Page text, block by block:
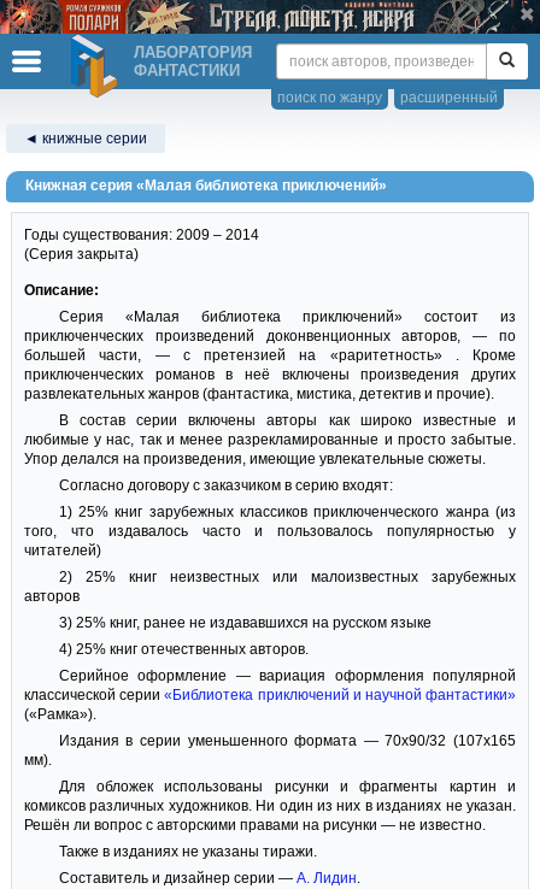
ЛАБОРАТОРИЯ
ФАНТАСТИКИ
расширенный
поиск по жанру
◄ книжные серии
Книжная серия «Малая библиотека приключений»
Годы существования: 2009 – 2014
(Серия закрыта)
Описание:
Серия «Малая библиотека приключений» состоит из
приключенческих произведений доконвенционных авторов, — по
большей части, — с претензией на «раритетность» . Кроме
приключенческих романов в неё включены произведения других
развлекательных жанров (фантастика, мистика, детектив и прочие).
В состав серии включены авторы как широко известные и
любимые у нас, так и менее разрекламированные и просто забытые.
Упор делался на произведения, имеющие увлекательные сюжеты.
Согласно договору с заказчиком в серию входят:
1) 25% книг зарубежных классиков приключенческого жанра (из
того, что издавалось часто и пользовалось популярностью у
читателей)
2) 25% книг неизвестных или малоизвестных зарубежных
авторов
3) 25% книг, ранее не издававшихся на русском языке
4) 25% книг отечественных авторов.
Серийное оформление — вариация оформления популярной
классической серии«Библиотека приключений и научной фантастики»
(«Рамка»).
Издания в серии уменьшенного формата — 70x90/32 (107x165
мм).
Для обложек использованы рисунки и фрагменты картин и
комиксов различных художников. Ни один из них в изданиях не указан.
Решён ли вопрос с авторскими правами на рисунки — не известно.
Также в изданиях не указаны тиражи.
Составитель и дизайнер серии — А. Лидин.